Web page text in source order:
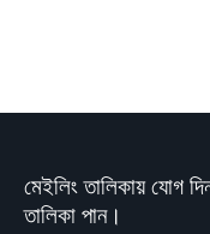
মেইলিং তালিকায় যোগ
তালিকা পান।